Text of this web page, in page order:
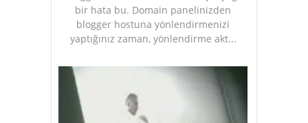
bir hata bu. Domain panelinizden
blogger hostuna yönlendirmenizi
yaptığınız zaman, yönlendirme akt...